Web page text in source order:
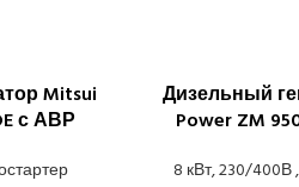
Mitsui
с АВР
Дизельный
Power ZM
8 кВт, 230/400В